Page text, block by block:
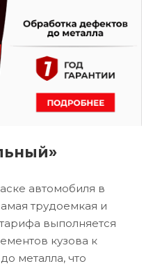
автомобиля в
трудоемкая и
выполняется
кузова к
металла, что